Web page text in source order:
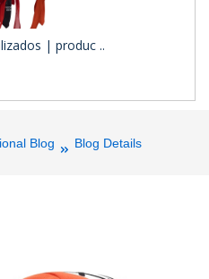
| produc ..
Blog Blog Details